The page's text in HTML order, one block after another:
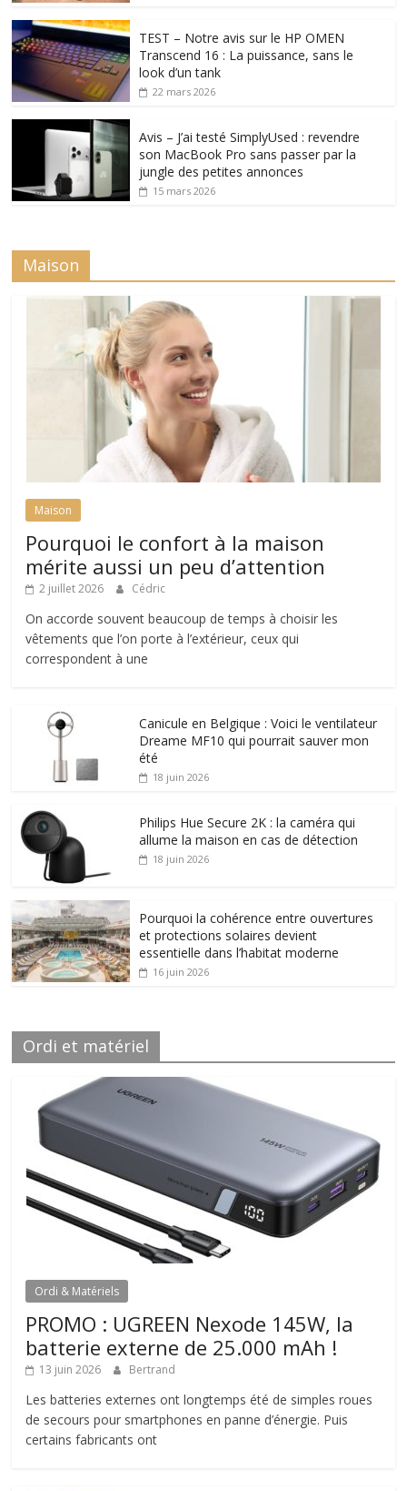
TEST – Notre avis sur le HP OMEN
Transcend 16 : La puissance, sans le
look d’un tank
22 mars 2026
Avis – J’ai testé SimplyUsed : revendre
son MacBook Pro sans passer par la
jungle des petites annonces
15 mars 2026
Maison
Maison
Pourquoi le confort à la maison
mérite aussi un peu d’attention
2 juillet 2026 Cédric
On accorde souvent beaucoup de temps à choisir les
vêtements que l’on porte à l’extérieur, ceux qui
correspondent à une
Canicule en Belgique : Voici le ventilateur
Dreame MF10 qui pourrait sauver mon
été
18 juin 2026
Philips Hue Secure 2K : la caméra qui
allume la maison en cas de détection
18 juin 2026
Pourquoi la cohérence entre ouvertures
et protections solaires devient
essentielle dans l’habitat moderne
16 juin 2026
Ordi et matériel
Ordi & Matériels
PROMO : UGREEN Nexode 145W, la
batterie externe de 25.000 mAh !
13 juin 2026 Bertrand
Les batteries externes ont longtemps été de simples roues
de secours pour smartphones en panne d’énergie. Puis
certains fabricants ont